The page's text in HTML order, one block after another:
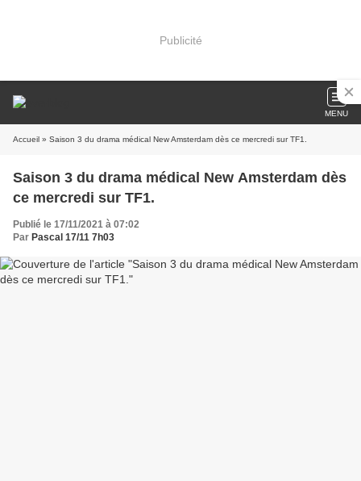
Publicité
MENU
Accueil » Saison 3 du drama médical New Amsterdam dès ce mercredi sur TF1.
Saison 3 du drama médical New Amsterdam dès
ce mercredi sur TF1.
Publié le 17/11/2021 à 07:02
Par Pascal 17/11 7h03